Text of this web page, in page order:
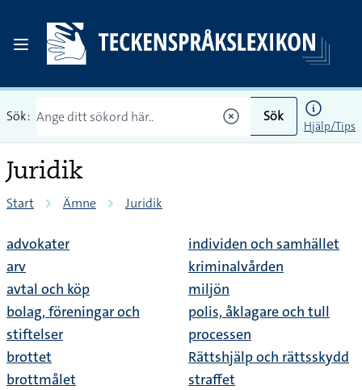
Sök: Sök
Hjälp/Tips
Juridik
Start Ämne Juridik
advokater
arv
avtal och köp
bolag, föreningar och
stiftelser
brottet
brottmålet
individen och samhället
kriminalvården
miljön
polis, åklagare och tull
processen
Rättshjälp och rättsskydd
straffet